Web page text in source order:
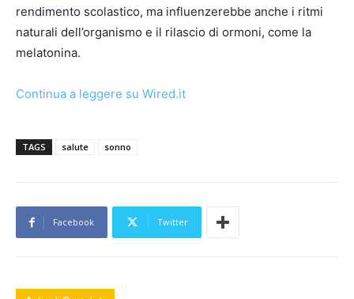
rendimento scolastico, ma influenzerebbe anche i ritmi
naturali dell’organismo e il rilascio di ormoni, come la
melatonina.
Continua a leggere su Wired.it
TAGS salute sonno
Facebook Twitter